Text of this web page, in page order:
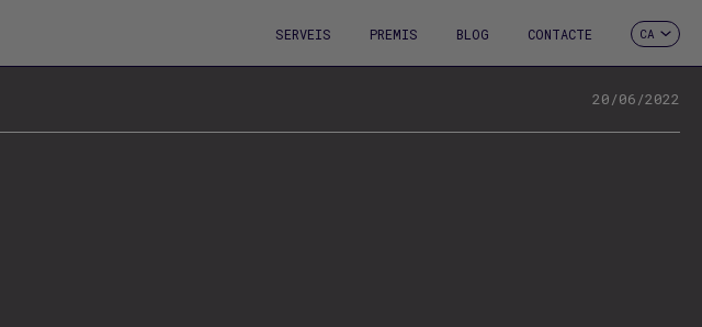
SERVEIS PREMIS BLOG CONTACTE CA
FR
IT
20/06/2022